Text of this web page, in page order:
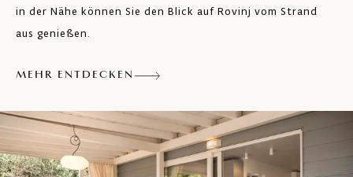
Parkplatz in dem Bereich
Elektrogrill
in der Nähe können Sie den Blick auf Rovinj vom Strand
aus genießen.
MEHR ENTDECKEN